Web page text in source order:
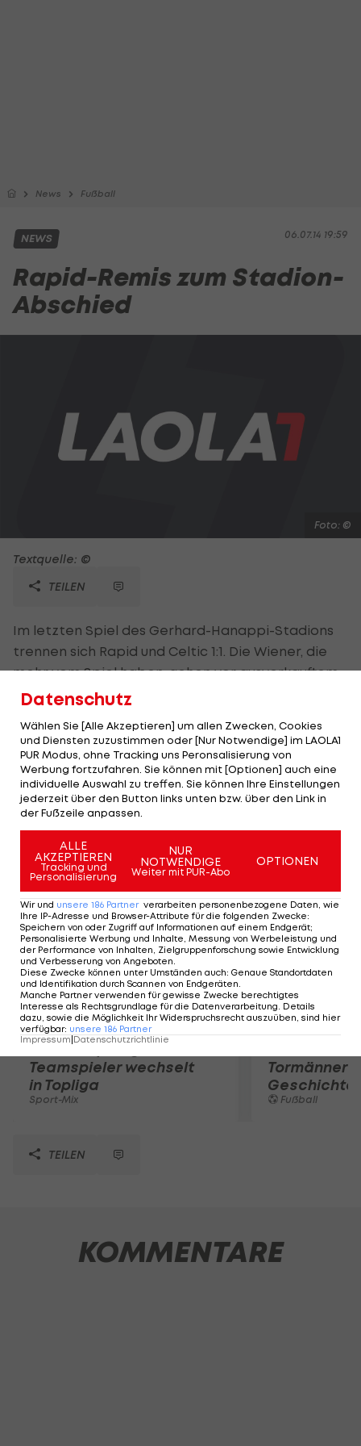
News Fußball
06.07.14 19:59
NEWS
Rapid-Remis zum Stadion-
Abschied
Foto: ©
Textquelle: ©
TEILEN
Im letzten Spiel des Gerhard-Hanappi-Stadions
trennen sich Rapid und Celtic 1:1. Die Wiener, die
mehr vom Spiel haben, gehen vor ausverkauftem
Haus früh in Führung: Van Dijk (8.) köpft einen Alar-
Schalke-Angreifer Pukki (70.) per Abstauber aus.
SCR-Neuzugang Beric kommt in der zweiten
Hälfte zum Einsatz, bleibt aber ohne Glanzpunkte.
Nach dem Abriss des Hanappi-Stadions im Herbst
wird an selber Stelle das Allianz-Stadion errichtet.
Mehr zum Thema
Karrieresprung! ÖVV-
Teamspieler wechselt
in Topliga
Sport-Mix
Tormänner
Geschichte
Fußball
TEILEN
KOMMENTARE
Datenschutz
Wählen Sie [Alle Akzeptieren] um allen Zwecken, Cookies
und Diensten zuzustimmen oder [Nur Notwendige] im LAOLA1
PUR Modus, ohne Tracking uns Peronsalisierung von
Werbung fortzufahren. Sie können mit [Optionen] auch eine
individuelle Auswahl zu treffen. Sie können Ihre Einstellungen
jederzeit über den Button links unten bzw. über den Link in
der Fußzeile anpassen.
ALLE
AKZEPTIEREN
Tracking und
Personalisierung
NUR
NOTWENDIGE
Weiter mit PUR-Abo
OPTIONEN
Wir und unsere 186 Partner verarbeiten personenbezogene Daten, wie
Ihre IP-Adresse und Browser-Attribute für die folgenden Zwecke:
Speichern von oder Zugriff auf Informationen auf einem Endgerät;
Personalisierte Werbung und Inhalte, Messung von Werbeleistung und
der Performance von Inhalten, Zielgruppenforschung sowie Entwicklung
und Verbesserung von Angeboten.
Diese Zwecke können unter Umständen auch: Genaue Standortdaten
und Identifikation durch Scannen von Endgeräten.
Manche Partner verwenden für gewisse Zwecke berechtigtes
Interesse als Rechtsgrundlage für die Datenverarbeitung. Details
dazu, sowie die Möglichkeit Ihr Widerspruchsrecht auszuüben, sind hier
verfügbar: unsere 186 Partner
Impressum Datenschutzrichtlinie